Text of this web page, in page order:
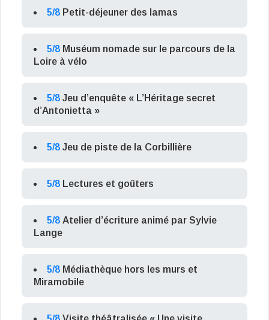
5/8 Petit-déjeuner des lamas
5/8 Muséum nomade sur le parcours de la
Loire à vélo
5/8 Jeu d’enquête « L’Héritage secret
d’Antonietta »
5/8 Jeu de piste de la Corbillière
5/8 Lectures et goûters
5/8 Atelier d’écriture animé par Sylvie
Lange
5/8 Médiathèque hors les murs et
Miramobile